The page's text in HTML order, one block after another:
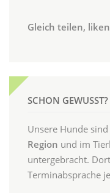
Gleich teilen,
SCHON GEWUSST?
Unsere Hunde
Region und im
untergebracht.
Terminabsprache